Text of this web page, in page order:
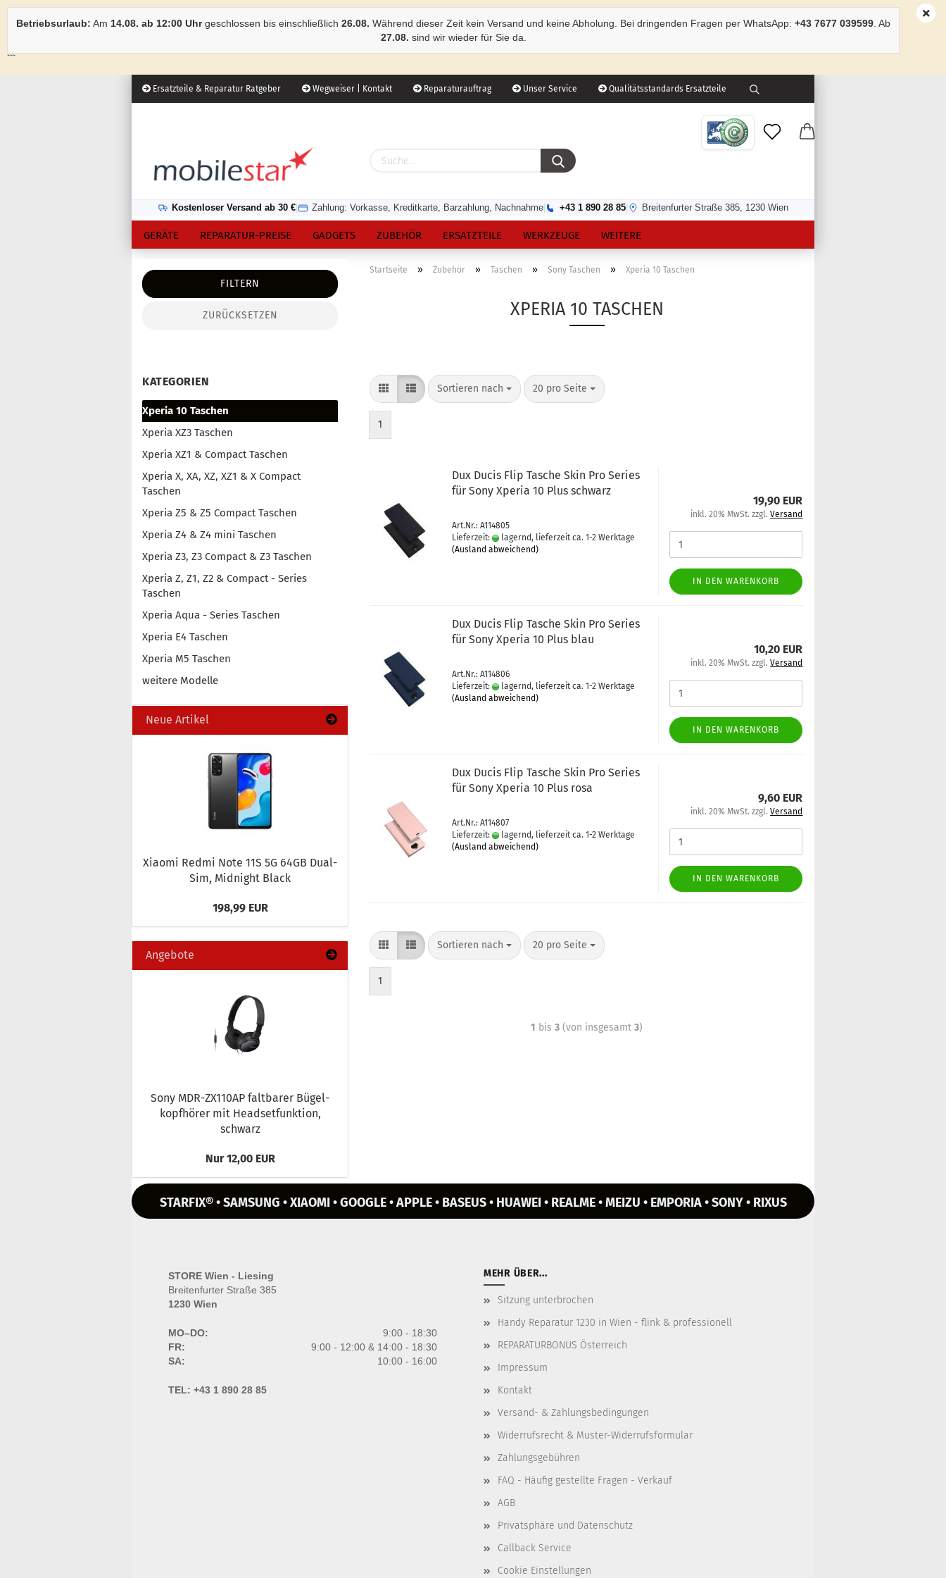
Ersatzteile & Reparatur Ratgeber Wegweiser | Kontakt Reparaturauftrag Unser Service Qualitätsstandards Ersatzteile
Kostenloser Versand ab 30 € Zahlung: Vorkasse, Kreditkarte, Barzahlung, Nachnahme +43 1 890 28 85 Breitenfurter Straße 385, 1230 Wien
Betriebsurlaub: Am 14.08. ab 12:00 Uhrgeschlossen bis einschließlich 26.08. Während dieser Zeit kein Versand und keine Abholung. Bei dringenden Fragen per WhatsApp: +43 7677 039599 . Ab
27.08. sind wir wieder für Sie da.
```
GERÄTE REPARATUR-PREISE GADGETS ZUBEHÖR ERSATZTEILE WERKZEUGE WEITERE
Startseite » Zubehör » Taschen » Sony Taschen » Xperia 10 Taschen
XPERIA 10 TASCHEN
Sortieren nach 20 pro Seite
1
Dux Ducis Flip Ta­sche Skin Pro Se­ries
für Sony Xpe­ria 10 Plus schwarz
Art.Nr.: A114805
Lieferzeit:
lagernd, lieferzeit ca. 1-2 Werktage
(Ausland abweichend)
19,90 EUR
inkl. 20% MwSt. zzgl.Versand
IN DEN WARENKORB
Dux Ducis Flip Ta­sche Skin Pro Se­ries
für Sony Xpe­ria 10 Plus blau
Art.Nr.: A114806
Lieferzeit:
lagernd, lieferzeit ca. 1-2 Werktage
(Ausland abweichend)
10,20 EUR
inkl. 20% MwSt. zzgl.Versand
IN DEN WARENKORB
Dux Ducis Flip Ta­sche Skin Pro Se­ries
für Sony Xpe­ria 10 Plus rosa
Art.Nr.: A114807
Lieferzeit:
lagernd, lieferzeit ca. 1-2 Werktage
(Ausland abweichend)
9,60 EUR
inkl. 20% MwSt. zzgl.Versand
IN DEN WARENKORB
Sortieren nach 20 pro Seite
1
1 bis3 (von insgesamt3)
FILTERN
ZURÜCKSETZEN
KATEGORIEN
Xperia 10 Taschen
Xperia XZ3 Taschen
Xperia XZ1 & Compact Taschen
Xperia X, XA, XZ, XZ1 & X Compact
Taschen
Xperia Z5 & Z5 Compact Taschen
Xperia Z4 & Z4 mini Taschen
Xperia Z3, Z3 Compact & Z3 Taschen
Xperia Z, Z1, Z2 & Compact - Series
Taschen
Xperia Aqua - Series Taschen
Xperia E4 Taschen
Xperia M5 Taschen
weitere Modelle
Neue Artikel
Xiao­mi Redmi Note 11S 5G 64GB Dual-​
Sim, Mid­night Black
198,99 EUR
Angebote
Sony MDR-​ZX110AP falt­ba­rer Bü­gel­
kopf­hö­rer mit Head­set­funk­ti­on,
schwarz
Nur 12,00 EUR
STARFIX® • SAMSUNG • XIAOMI • GOOGLE • APPLE • BASEUS • HUAWEI • REALME • MEIZU • EMPORIA • SONY • RIXUS
STORE Wien - Liesing
Breitenfurter Straße 385
1230 Wien
MO–DO:
9:00 - 18:30
FR:
9:00 - 12:00 & 14:00 - 18:30
SA:
10:00 - 16:00
TEL: +43 1 890 28 85
MEHR ÜBER...
Sitzung unterbrochen
Handy Reparatur 1230 in Wien - flink & professionell
REPARATURBONUS Österreich
Impressum
Kontakt
Versand- & Zahlungsbedingungen
Widerrufsrecht & Muster-Widerrufsformular
Zahlungsgebühren
FAQ - Häufig gestellte Fragen - Verkauf
AGB
Privatsphäre und Datenschutz
Callback Service
Cookie Einstellungen